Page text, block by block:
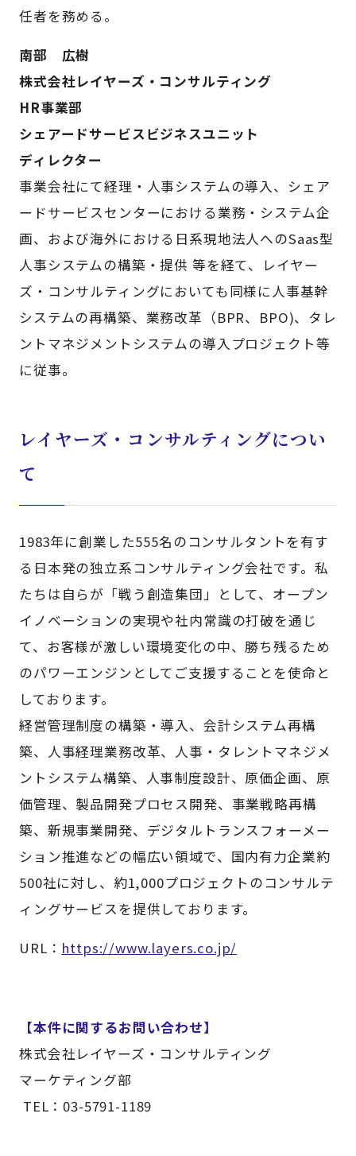
任者を務める。
南部 広樹
株式会社レイヤーズ・コンサルティング
HR事業部
シェアードサービスビジネスユニット
ディレクター
事業会社にて経理・人事システムの導入、シェア
ードサービスセンターにおける業務・システム企
画、および海外における日系現地法人へのSaas型
人事システムの構築・提供 等を経て、レイヤー
ズ・コンサルティングにおいても同様に人事基幹
システムの再構築、業務改革（BPR、BPO)、タレ
ントマネジメントシステムの導入プロジェクト等
に従事。
レイヤーズ・コンサルティングについ
て
1983年に創業した555名のコンサルタントを有す
る日本発の独立系コンサルティング会社です。私
たちは自らが「戦う創造集団」として、オープン
イノベーションの実現や社内常識の打破を通じ
て、お客様が激しい環境変化の中、勝ち残るため
のパワーエンジンとしてご支援することを使命と
しております。
経営管理制度の構築・導入、会計システム再構
築、人事経理業務改革、人事・タレントマネジメ
ントシステム構築、人事制度設計、原価企画、原
価管理、製品開発プロセス開発、事業戦略再構
築、新規事業開発、デジタルトランスフォーメー
ション推進などの幅広い領域で、国内有力企業約
500社に対し、約1,000プロジェクトのコンサルテ
ィングサービスを提供しております。
URL： https://www.layers.co.jp/
【本件に関するお問い合わせ】
株式会社レイヤーズ・コンサルティング
マーケティング部
TEL：03-5791-1189